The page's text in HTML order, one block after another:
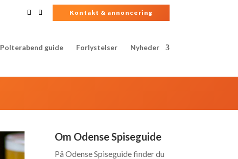
Kontakt & annoncering
Polterabend guide Forlystelser Nyheder
Om Odense Spiseguide
På Odense Spiseguide finder du